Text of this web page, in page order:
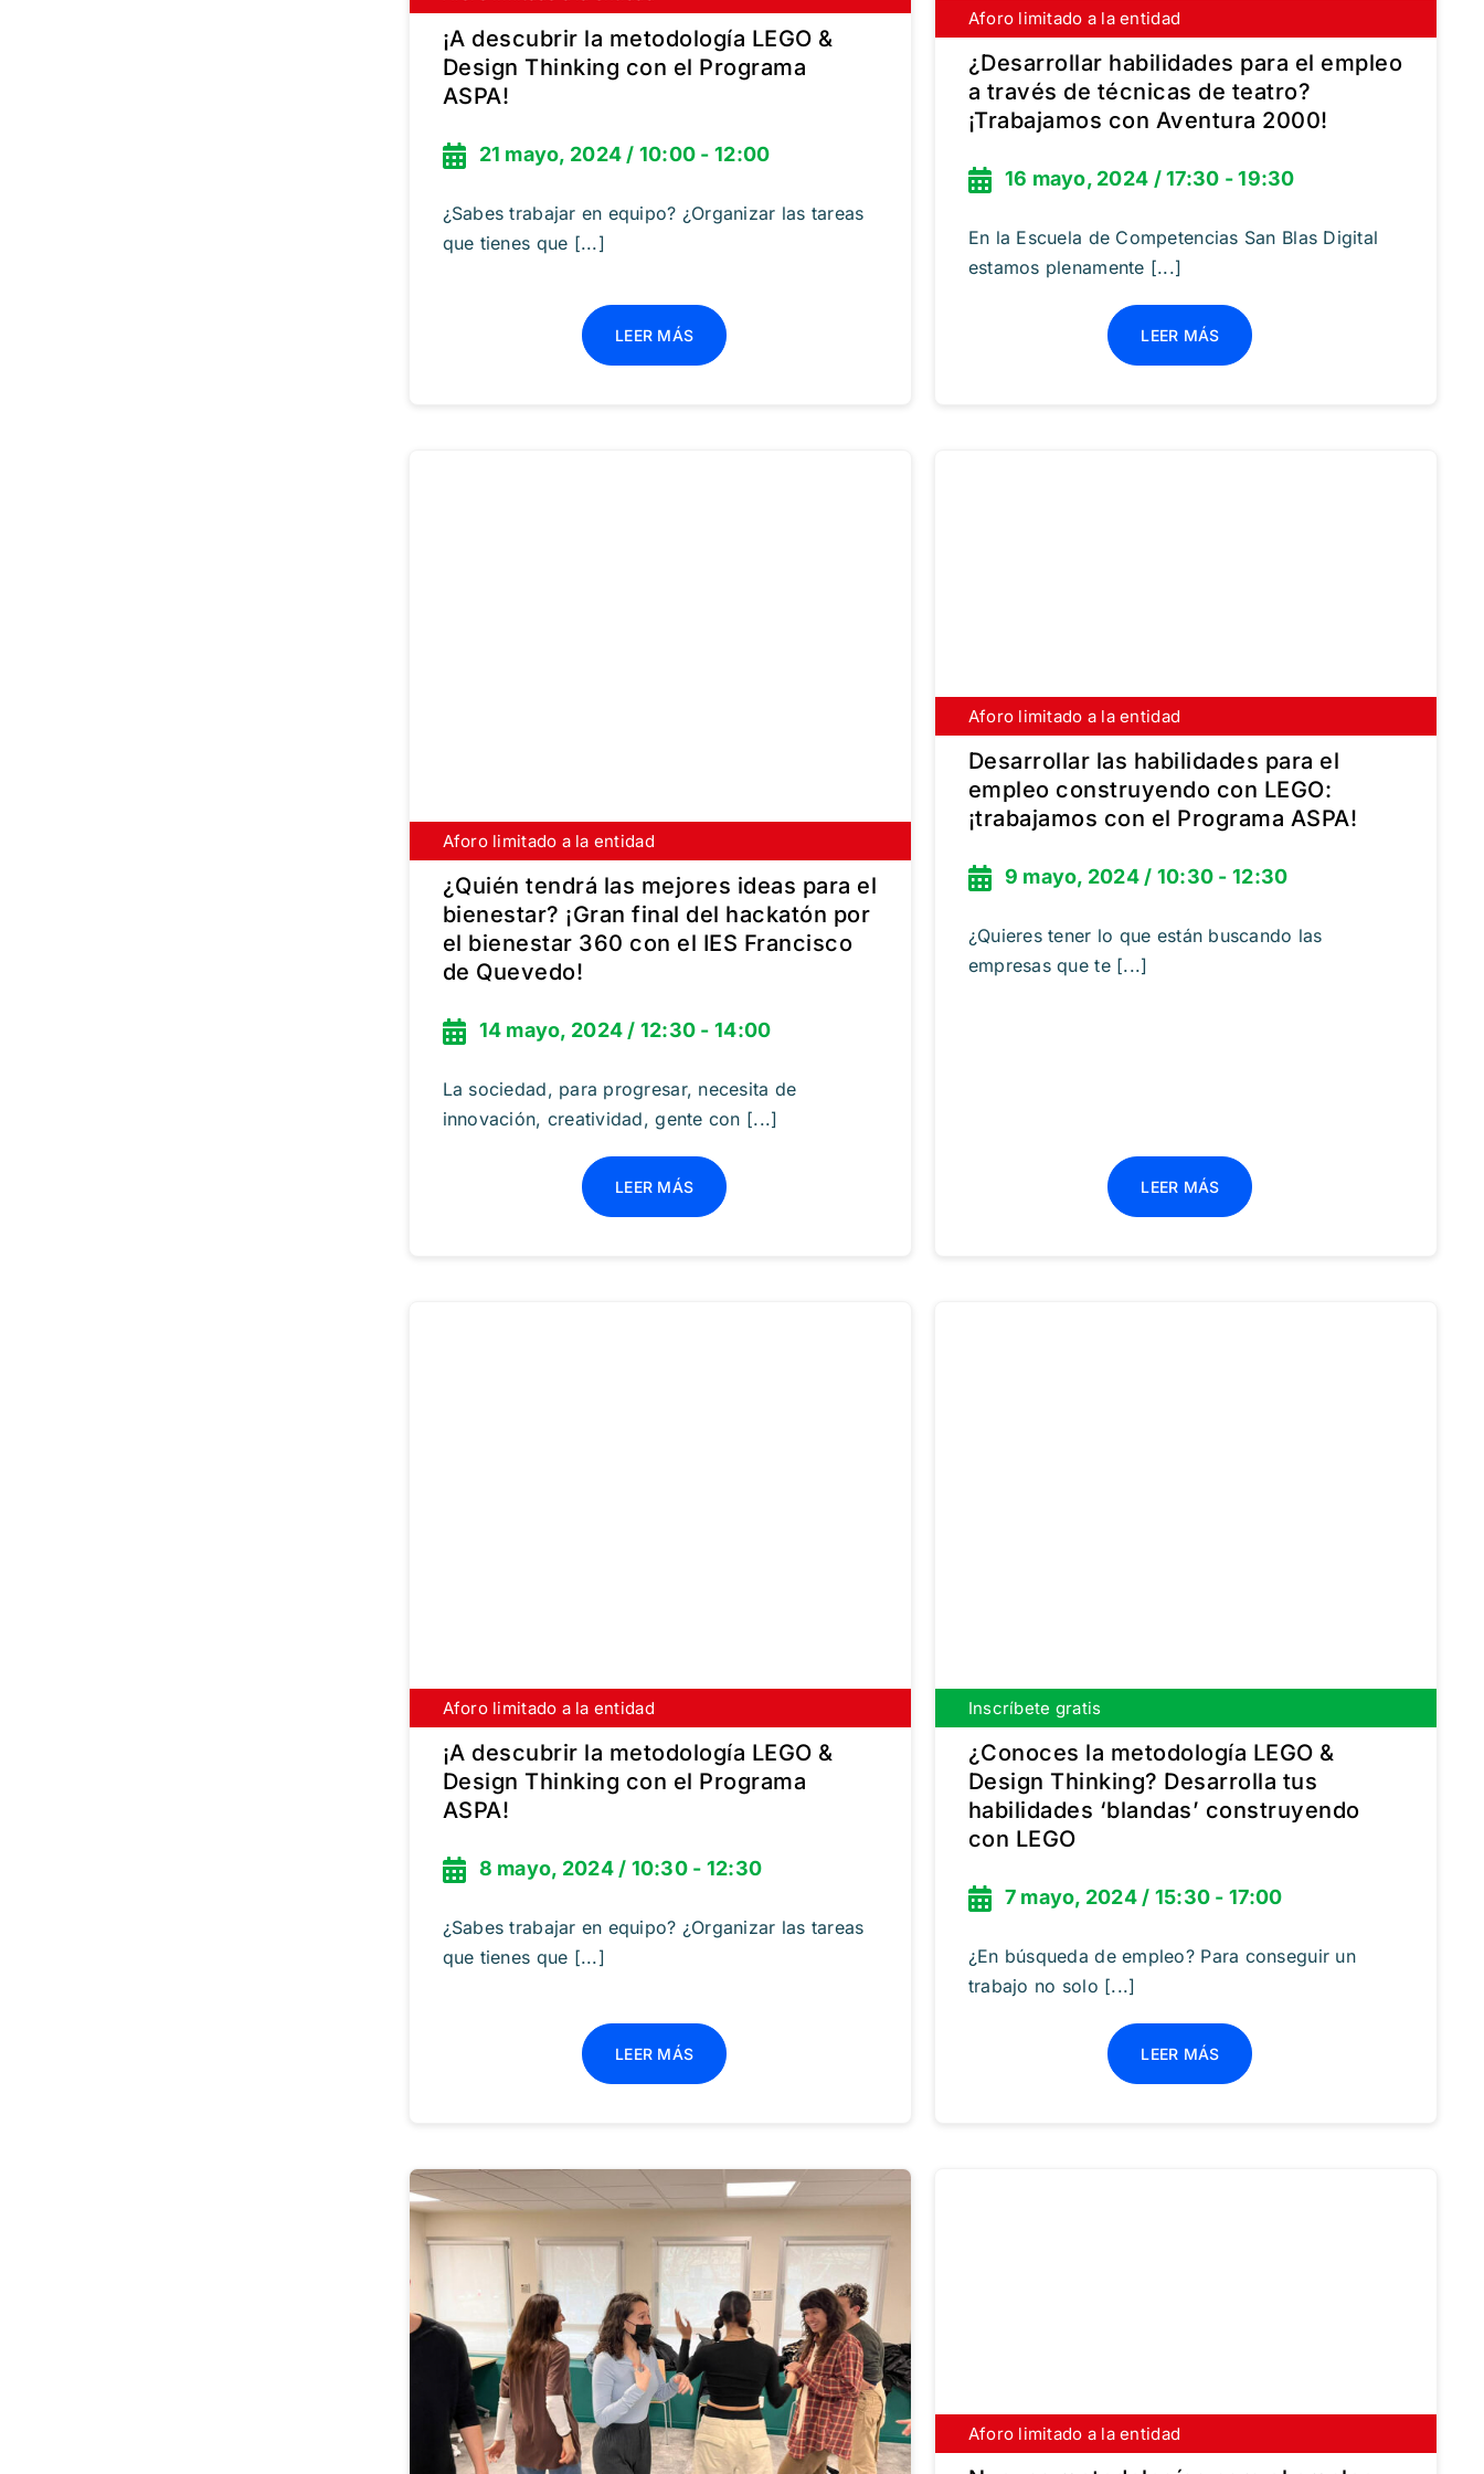
¡A descubrir la metodología LEGO &
Design Thinking con el Programa
ASPA!
21 mayo, 2024 / 10:00 - 12:00
¿Sabes trabajar en equipo? ¿Organizar las tareas
que tienes que [...]
LEER MÁS
Aforo limitado a la entidad
Inscríbete gratis
¿Desarrollar habilidades para el empleo
a través de técnicas de teatro?
¡Trabajamos con Aventura 2000!
16 mayo, 2024 / 17:30 - 19:30
En la Escuela de Competencias San Blas Digital
estamos plenamente [...]
LEER MÁS
Aforo limitado a la entidad
Inscríbete gratis
¿Quién tendrá las mejores ideas para el
bienestar? ¡Gran final del hackatón por
el bienestar 360 con el IES Francisco
de Quevedo!
14 mayo, 2024 / 12:30 - 14:00
La sociedad, para progresar, necesita de
innovación, creatividad, gente con [...]
LEER MÁS
Aforo limitado a la entidad
Inscríbete gratis
Desarrollar las habilidades para el
empleo construyendo con LEGO:
¡trabajamos con el Programa ASPA!
9 mayo, 2024 / 10:30 - 12:30
¿Quieres tener lo que están buscando las
empresas que te [...]
LEER MÁS
Aforo limitado a la entidad
Inscríbete gratis
¡A descubrir la metodología LEGO &
Design Thinking con el Programa
ASPA!
8 mayo, 2024 / 10:30 - 12:30
¿Sabes trabajar en equipo? ¿Organizar las tareas
que tienes que [...]
LEER MÁS
Inscríbete gratis
¿Conoces la metodología LEGO &
Design Thinking? Desarrolla tus
habilidades ‘blandas’ construyendo
con LEGO
7 mayo, 2024 / 15:30 - 17:00
¿En búsqueda de empleo? Para conseguir un
trabajo no solo [...]
LEER MÁS
Aforo limitado a la entidad
Inscríbete gratis